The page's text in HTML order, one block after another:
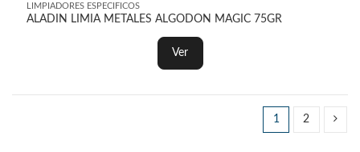
LIMPIADORES ESPECIFICOS
ALADIN LIMIA METALES ALGODON MAGIC 75GR
Ver
1 2